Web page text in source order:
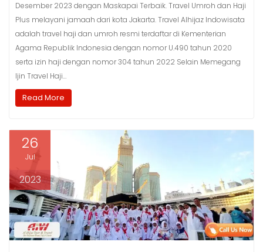
Desember 2023 dengan Maskapai Terbaik. Travel Umroh dan Haji
Plus melayani jamaah dari kota Jakarta. Travel Alhijaz Indowisata
adalah travel haji dan umroh resmi terdaftar di Kementerian
Agama Republik Indonesia dengan nomor U.490 tahun 2020
serta izin haji dengan nomor 304 tahun 2022 Selain Memegang
Ijin Travel Haji…
Read More
26
Jul
2023